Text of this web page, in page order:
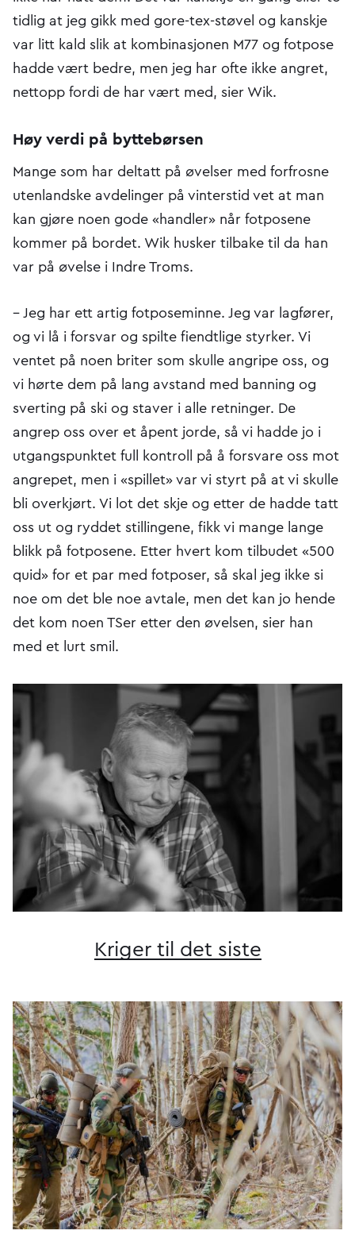
tidlig at jeg gikk med gore-tex-støvel og kanskje
var litt kald slik at kombinasjonen M77 og fotpose
hadde vært bedre, men jeg har ofte ikke angret,
nettopp fordi de har vært med, sier Wik.
Høy verdi på byttebørsen
Mange som har deltatt på øvelser med forfrosne
utenlandske avdelinger på vinterstid vet at man
kan gjøre noen gode «handler» når fotposene
kommer på bordet. Wik husker tilbake til da han
var på øvelse i Indre Troms.
– Jeg har ett artig fotposeminne. Jeg var lagfører,
og vi lå i forsvar og spilte fiendtlige styrker. Vi
ventet på noen briter som skulle angripe oss, og
vi hørte dem på lang avstand med banning og
sverting på ski og staver i alle retninger. De
angrep oss over et åpent jorde, så vi hadde jo i
utgangspunktet full kontroll på å forsvare oss mot
angrepet, men i «spillet» var vi styrt på at vi skulle
bli overkjørt. Vi lot det skje og etter de hadde tatt
oss ut og ryddet stillingene, fikk vi mange lange
blikk på fotposene. Etter hvert kom tilbudet «500
quid» for et par med fotposer, så skal jeg ikke si
noe om det ble noe avtale, men det kan jo hende
det kom noen TSer etter den øvelsen, sier han
med et lurt smil.
Kriger til det siste